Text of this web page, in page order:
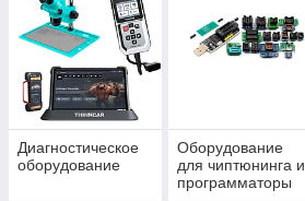
Диагностическое
оборудование
Оборудование
для чиптюнинга и
программаторы